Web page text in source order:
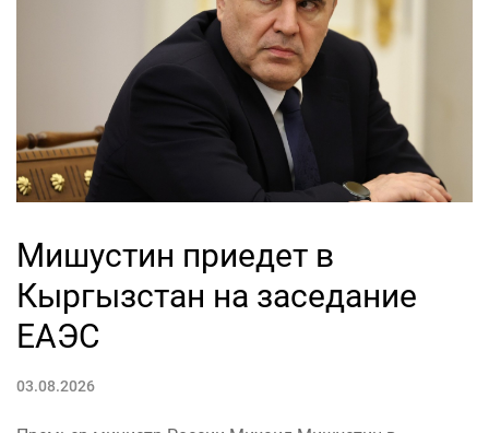
Мишустин приедет в
Кыргызстан на заседание
ЕАЭС
03.08.2026